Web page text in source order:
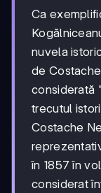
Ca
nuvela
de
considerată
trecutul
Costache
în 1857 în
considerat